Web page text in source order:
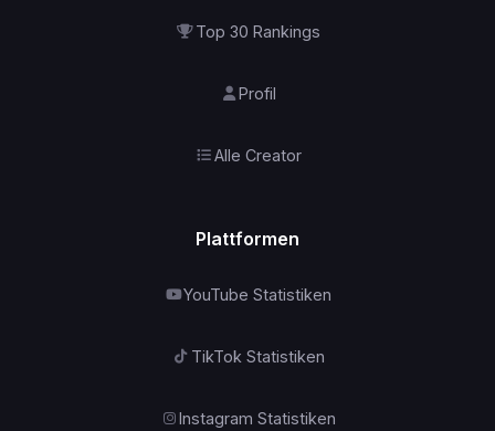
Top 30 Rankings
Profil
Alle Creator
Plattformen
YouTube Statistiken
TikTok Statistiken
Instagram Statistiken